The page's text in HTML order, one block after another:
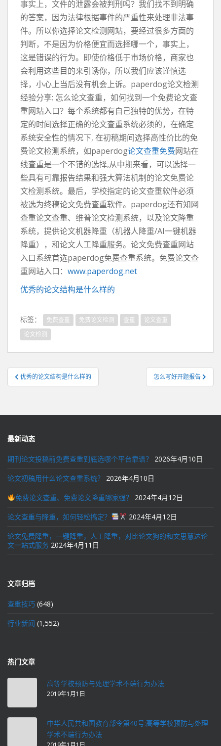
事实上，文件的泄露会被判刑吗？我们找不到明确
的答案，因为法律根据事件的严重性来处理非法事
件。所以你选择论文检测网站，要经过很多方面的
判断，不是因为价格便宜而选择哪一个，事实上，
这是错误的行为。即使价格低于市场价格，商家也
会利用这些目的来引诱你，所以我们应该谨慎选
择，小心上当后没有机会上诉。paperdog论文检测
经验分享: 怎么论文查重，如何找到一个免费论文查
重网站入口？每个系统都有自己独特的优势，在特
定的时间选择正确的论文查重系统必须的，在确定
系统安全性的情况下, 在初稿期间选择高性价比的免
费论文检测系统，如paperdog论文查重免费网站在
线查重是一个不错的选择,从中期来看，可以选择一
些具有可靠报告结果和强大算法机制的论文免费论
文检测系统。最后，学校指定的论文查重软件必须
被选为终稿论文免费查重软件。paperdog还有知网
查重论文查重、维普论文检测系统，以及论文降重
系统，提供论文机器降重（机器人降重/AI一键机器
降重），和论文人工降重服务。论文免费查重网站
入口系统首选paperdog免费查重系统。免费论文查
重网站入口： www.paperdog.net
优秀的论文结构是什么样的
标签： 免费查重 免费论文检测 查重
论文查重
论文检测
文
章
航
优秀的论文结构是什么样的 怎么写好开题报告
最新动态
期刊论文投稿前免费查重到底选哪个平台靠谱？ 2026年4月10日
论文初稿用什么论文查重系统？ 2026年4月10日
免费论文查重、免费论文降重哪家强？ 2024年4月12日
论文查重与降重，如何轻松搞定？ 2024年4月12日
论文免费降重，一键降重，人工降重，对比论文狗的和文思慧达论
文一站式服务 2024年4月11日
文章归档
查重技巧 (648)
行业新闻 (1,552)
热门文章
高等学校预防与处理学术不端行为办法
2019年1月1日
中华人民共和国教育部令第40号:高等学校预防与处理
学术不端行为办法